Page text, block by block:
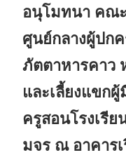
อนุโมทนา คณ
ศูนย์กลางผู้ปก
ภัตตาหารคาว
และเลี้ยงแขก
ครูสอนโรงเรี
มจร ณ อาคาร